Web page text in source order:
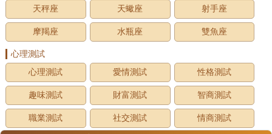
天秤座 天蠍座 射手座
摩羯座 水瓶座 雙魚座
心理測試
心理測試
愛情測試 性格測試
趣味測試 財富測試 智商測試
職業測試 社交測試 情商測試